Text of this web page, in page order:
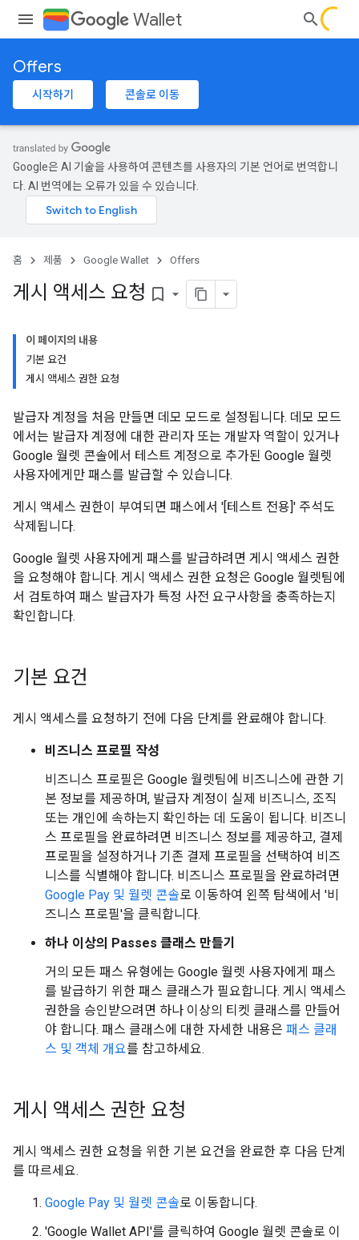
Wallet
Offers
시작하기 콘솔로 이동
Google은 AI 기술을 사용하여 콘텐츠를 사용자의 기본 언어로 번역합니
다. AI 번역에는 오류가 있을 수 있습니다.
홈 제품 Google Wallet Offers
게시 액세스 요청 bookmark_border
이 페이지의 내용
기본 요건
게시 액세스 권한 요청
발급자 계정을 처음 만들면 데모 모드로 설정됩니다. 데모 모드
에서는 발급자 계정에 대한 관리자 또는 개발자 역할이 있거나
Google 월렛 콘솔에서 테스트 계정으로 추가된 Google 월렛
사용자에게만 패스를 발급할 수 있습니다.
게시 액세스 권한이 부여되면 패스에서 '[테스트 전용]' 주석도
삭제됩니다.
Google 월렛 사용자에게 패스를 발급하려면 게시 액세스 권한
을 요청해야 합니다. 게시 액세스 권한 요청은 Google 월렛팀에
서 검토하여 패스 발급자가 특정 사전 요구사항을 충족하는지
확인합니다.
기본 요건
게시 액세스를 요청하기 전에 다음 단계를 완료해야 합니다.
비즈니스 프로필 작성
비즈니스 프로필은 Google 월렛팀에 비즈니스에 관한 기
본 정보를 제공하며, 발급자 계정이 실제 비즈니스, 조직
또는 개인에 속하는지 확인하는 데 도움이 됩니다. 비즈니
스 프로필을 완료하려면 비즈니스 정보를 제공하고, 결제
프로필을 설정하거나 기존 결제 프로필을 선택하여 비즈
니스를 식별해야 합니다. 비즈니스 프로필을 완료하려면
Google Pay 및 월렛 콘솔로 이동하여 왼쪽 탐색에서 '비
즈니스 프로필'을 클릭합니다.
하나 이상의 Passes 클래스 만들기
거의 모든 패스 유형에는 Google 월렛 사용자에게 패스
를 발급하기 위한 패스 클래스가 필요합니다. 게시 액세스
권한을 승인받으려면 하나 이상의 티켓 클래스를 만들어
야 합니다. 패스 클래스에 대한 자세한 내용은 패스 클래
스 및 객체 개요를 참고하세요.
게시 액세스 권한 요청
게시 액세스 권한 요청을 위한 기본 요건을 완료한 후 다음 단계
를 따르세요.
Google Pay 및 월렛 콘솔로 이동합니다.
'Google Wallet API'를 클릭하여 Google 월렛 콘솔로 이